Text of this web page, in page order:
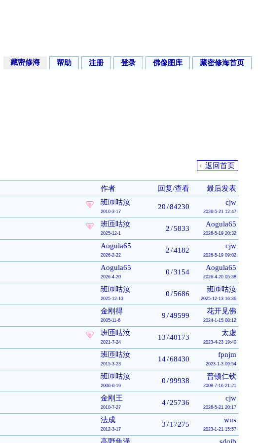
藏密修海 帮助 注册 登录 佛像图库 藏密修海首页
返回首页
作者 回复/查看 最后发表
班匝咕汝
2010-3-17
20 /84230
cjw
2026-5-21 12:47
班匝咕汝
2025-12-1
2 /5833
Aogula65
2026-5-19 20:32
Aogula65
2026-2-22
2 /4182
cjw
2026-5-19 09:02
Aogula65
2026-4-20
0 /3154
Aogula65
2026-4-20 05:38
班匝咕汝
2025-12-13
0 /5686
班匝咕汝
2025-12-13 16:36
金刚得
2005-11-6
9 /49599
花开见佛
2024-1-15 08:12
班匝咕汝
2021-7-24
13 /40173
太虚
2023-4-23 19:40
班匝咕汝
2015-3-23
14/68430
fpnjm
2023-1-3 09:54
班匝咕汝
2006-6-19
0 /99938
普顿仁钦
2008-7-16 21:21
金刚王
2010-7-27
4/25736
cjw
2026-5-21 20:17
法成
2012-3-17
3 /17275
wus
2023-1-21 15:57